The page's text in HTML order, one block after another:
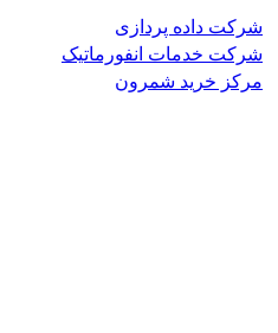
شرکت داده پردازی
شرکت خدمات انفورماتیک
مرکز خرید شمرون